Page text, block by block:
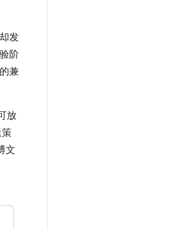
发
阶
兼
放
文